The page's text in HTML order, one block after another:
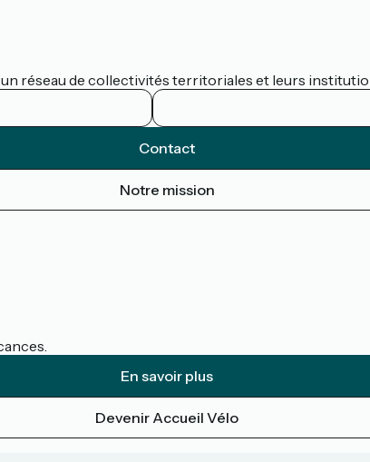
réseau de collectivités territoriales et leurs
Contact
Notre mission
En savoir plus
Devenir Accueil Vélo